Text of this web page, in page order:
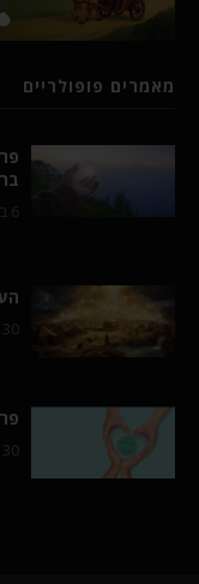
מאמרים פופולריים
6 באוגוסט 2026
30 ביולי 2026
30 ביולי 2026